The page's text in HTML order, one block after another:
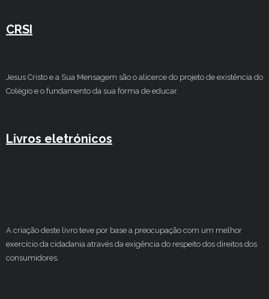
CRSI
Jesus Cristo e a Sua Mensagem são o alicerce do projeto de existência do
Colégio e o fundamento da sua forma de educar.
Livros eletrónicos
A criação deste livro teve por base a preocupação com um melhor
exercício da cidadania através da exigência do respeito dos direitos dos
consumidores.